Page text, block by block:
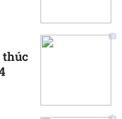
thúc